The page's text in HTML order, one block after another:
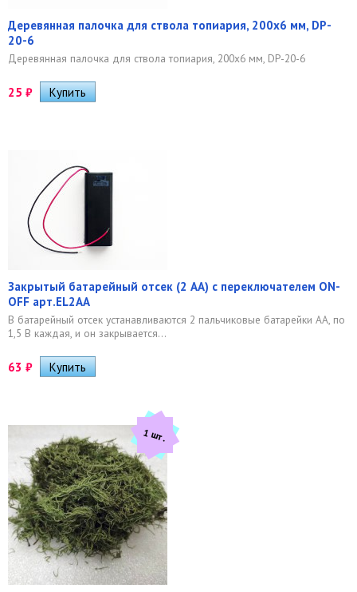
Деревянная палочка для ствола топиария, 200х6 мм, DP-
20-6
Деревянная палочка для ствола топиария, 200х6 мм, DP-20-6
25 ₽
Закрытый батарейный отсек (2 АА) с переключателем ON-
OFF арт.EL2AA
В батарейный отсек устанавливаются 2 пальчиковые батарейки АА, по
1,5 В каждая, и он закрывается...
63 ₽
1 шт.